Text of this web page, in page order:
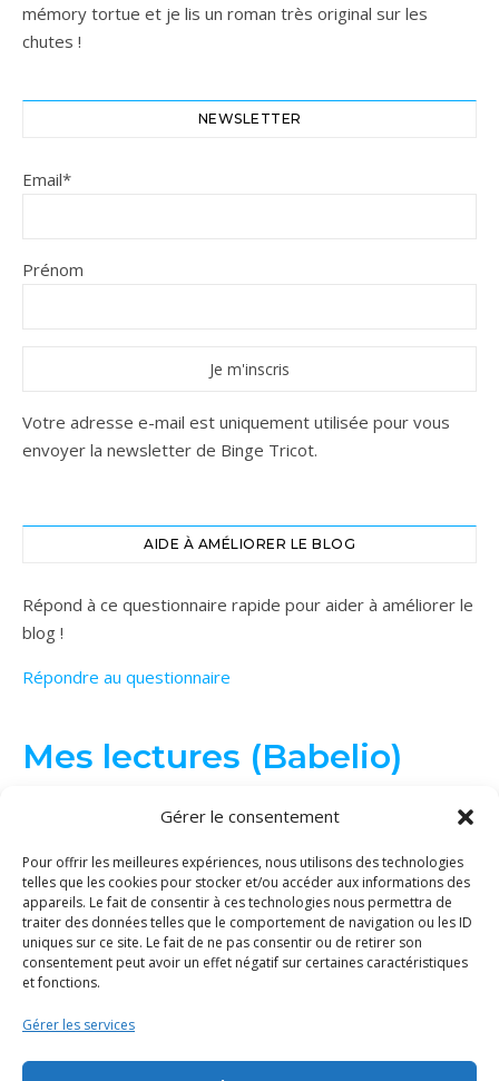
Gérer le consentement
Pour offrir les meilleures expériences, nous utilisons des technologies
telles que les cookies pour stocker et/ou accéder aux informations des
appareils. Le fait de consentir à ces technologies nous permettra de
traiter des données telles que le comportement de navigation ou les ID
uniques sur ce site. Le fait de ne pas consentir ou de retirer son
consentement peut avoir un effet négatif sur certaines caractéristiques
et fonctions.
Gérer les services
mémory tortue et je lis un roman très original sur les
chutes !
NEWSLETTER
Email*
Prénom
Votre adresse e-mail est uniquement utilisée pour vous
envoyer la newsletter de Binge Tricot.
AIDE À AMÉLIORER LE BLOG
Répond à ce questionnaire rapide pour aider à améliorer le
blog !
Répondre au questionnaire
Mes lectures (Babelio)
© Binge Tricot 2026 | Tous les éléments de ce site (textes, images...)
sont protégés par le droit d'auteur. La copie et/ou distribution du